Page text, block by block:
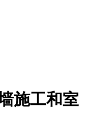
施工和室